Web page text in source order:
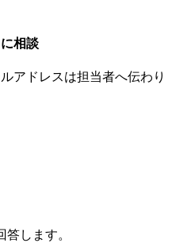
に相談
アドレスは担当者へ伝わり
します。